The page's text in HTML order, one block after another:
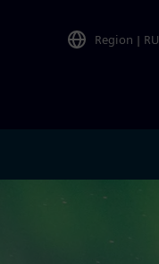
Region | RU